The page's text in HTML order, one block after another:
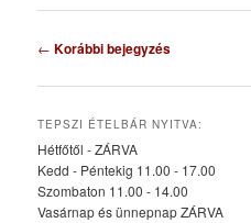
Bejegyzés
← Korábbi bejegyzés
TEPSZI ÉTELBÁR NYITVA:
Hétfőtől - ZÁRVA
Kedd - Péntekig 11.00 - 17.00
Szombaton 11.00 - 14.00
Vasárnap és ünnepnap ZÁRVA